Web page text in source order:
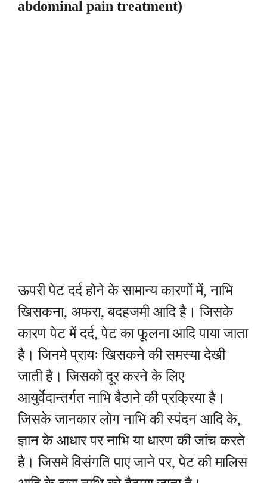
abdominal pain treatment)
ऊपरी पेट दर्द होने के सामान्य कारणों में, नाभि
खिसकना, अफरा, बदहजमी आदि है। जिसके
कारण पेट में दर्द, पेट का फूलना आदि पाया जाता
है। जिनमे प्रायः खिसकने की समस्या देखी
जाती है। जिसको दूर करने के लिए
आयुर्वेदान्तर्गत नाभि बैठाने की प्रक्रिया है।
जिसके जानकार लोग नाभि की स्पंदन आदि के,
ज्ञान के आधार पर नाभि या धारण की जांच करते
है। जिसमे विसंगति पाए जाने पर, पेट की मालिस